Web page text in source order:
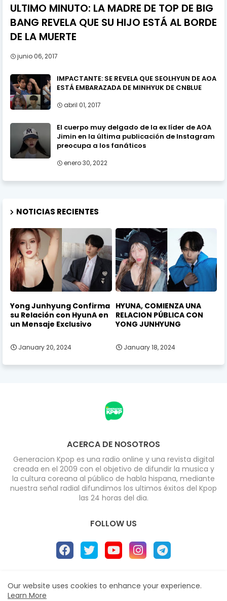
ULTIMO MINUTO: LA MADRE DE TOP DE BIG
BANG REVELA QUE SU HIJO ESTÁ AL BORDE
DE LA MUERTE
junio 06, 2017
IMPACTANTE: SE REVELA QUE SEOLHYUN DE AOA
ESTÁ EMBARAZADA DE MINHYUK DE CNBLUE
abril 01, 2017
El cuerpo muy delgado de la ex líder de AOA
Jimin en la última publicación de Instagram
preocupa a los fanáticos
enero 30, 2022
NOTICIAS RECIENTES
Yong Junhyung Confirma
su Relación con HyunA en
un Mensaje Exclusivo
January 20, 2024
HYUNA, COMIENZA UNA
RELACION PÚBLICA CON
YONG JUNHYUNG
January 18, 2024
ACERCA DE NOSOTROS
Generacion Kpop es una radio online y una revista digital
creada en el 2009 con el objetivo de difundir la musica y
la cultura coreana al público de habla hispana, mediante
nuestra señal radial difundimos los ultimos éxitos del Kpop
las 24 horas del dia.
FOLLOW US
Home About Radio
Contact us
Our website uses cookies to enhance your experience.
Learn More